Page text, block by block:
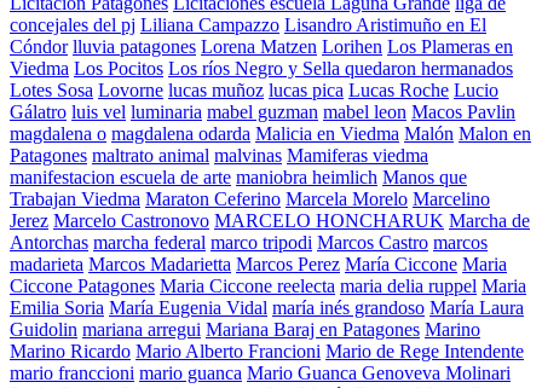
concejales del pj Liliana Campazzo Lisandro Aristimuño en El
Cóndor lluvia patagones Lorena Matzen Lorihen Los Plameras en
Viedma Los Pocitos Los ríos Negro y Sella quedaron hermanados
Lotes Sosa Lovorne lucas muñoz lucas pica Lucas Roche Lucio
Gálatro luis vel luminaria mabel guzman mabel leon Macos Pavlin
magdalena o magdalena odarda Malicia en Viedma Malón Malon en
Patagones maltrato animal malvinas Mamiferas viedma
manifestacion escuela de arte maniobra heimlich Manos que
Trabajan Viedma Maraton Ceferino Marcela Morelo Marcelino
Jerez Marcelo Castronovo MARCELO HONCHARUK Marcha de
Antorchas marcha federal marco tripodi Marcos Castro marcos
madarieta Marcos Madarietta Marcos Perez María Ciccone Maria
Ciccone Patagones Maria Ciccone reelecta maria delia ruppel Maria
Emilia Soria María Eugenia Vidal maría inés grandoso María Laura
Guidolin mariana arregui Mariana Baraj en Patagones Marino
Marino Ricardo Mario Alberto Francioni Mario de Rege Intendente
mario franccioni mario guanca Mario Guanca Genoveva Molinari